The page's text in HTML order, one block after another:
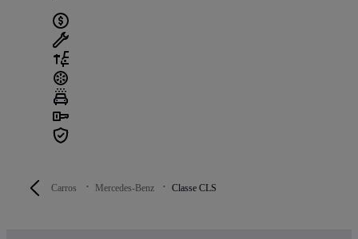
Carros Mercedes-Benz Classe CLS